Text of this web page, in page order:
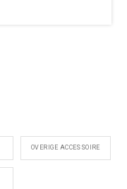
OVERIGE ACCESSOIRE